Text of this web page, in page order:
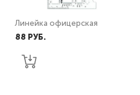
Линейка офицерская
88 PУБ.